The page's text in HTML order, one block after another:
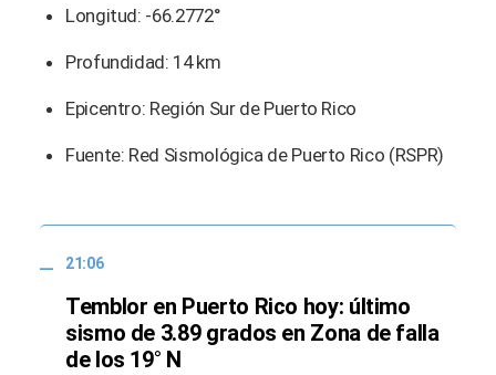
Longitud: -66.2772°
Profundidad: 14 km
Epicentro: Región Sur de Puerto Rico
Fuente: Red Sismológica de Puerto Rico (RSPR)
21:06
Temblor en Puerto Rico hoy: último
sismo de 3.89 grados en Zona de falla
de los 19° N